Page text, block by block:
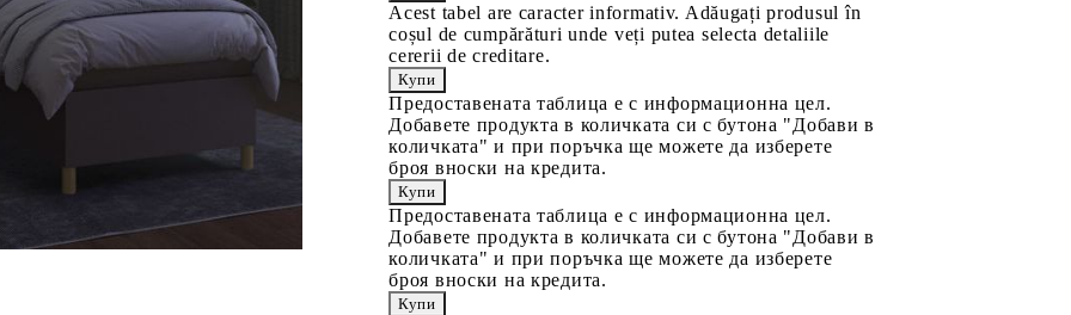
Acest tabel are caracter informativ. Adăugați produsul în
coșul de cumpărături unde veți putea selecta detaliile
cererii de creditare.
Предоставената таблица е с информационна цел.
Добавете продукта в количката си с бутона "Добави в
количката" и при поръчка ще можете да изберете
броя вноски на кредита.
Предоставената таблица е с информационна цел.
Добавете продукта в количката си с бутона "Добави в
количката" и при поръчка ще можете да изберете
броя вноски на кредита.